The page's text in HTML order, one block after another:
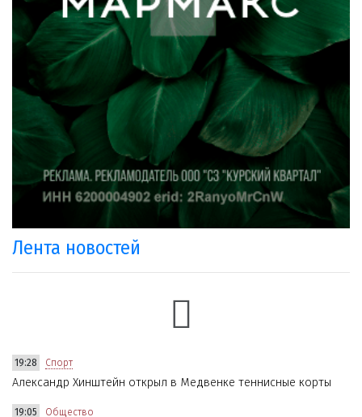
Лента новостей
19:28 Спорт
Александр Хинштейн открыл в Медвенке теннисные корты
19:05 Общество